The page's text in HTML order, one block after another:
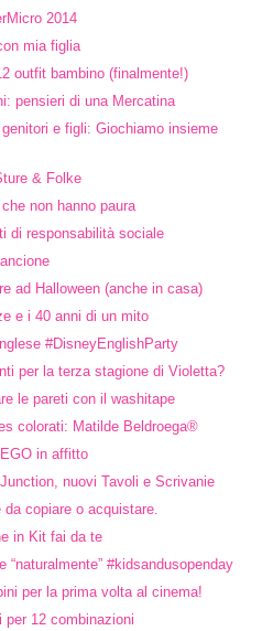
2014
mia figlia
outfit bambino (finalmente!)
pensieri di una Mercatina
genitori e figli: Giochiamo insieme
& Folke
non hanno paura
di responsabilità sociale
ad Halloween (anche in casa)
e i 40 anni di un mito
#DisneyEnglishParty
per la terza stagione di Violetta?
le pareti con il washitape
colorati: Matilde Beldroega®
in affitto
nuovi Tavoli e Scrivanie
copiare o acquistare.
in Kit fai da te
“naturalmente” #kidsandusopenday
per la prima volta al cinema!
12 combinazioni